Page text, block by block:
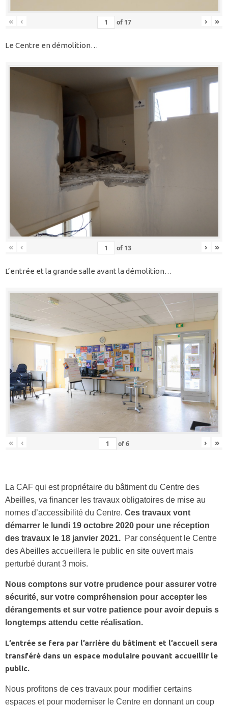
« ‹ of 17 › »
Le Centre en démolition…
« ‹ of 13 › »
L’entrée et la grande salle avant la démolition…
« ‹ of6 › »
La CAF qui est propriétaire du bâtiment du Centre des
Abeilles, va financer les travaux obligatoires de mise au
nomes d’accessibilité du Centre. Ces travaux vont
démarrer le lundi 19 octobre 2020 pour une réception
des travaux le 18 janvier 2021. Par conséquent le Centre
des Abeilles accueillera le public en site ouvert mais
perturbé durant 3 mois.
Nous comptons sur votre prudence pour assurer votre
sécurité, sur votre compréhension pour accepter les
dérangements et sur votre patience pour avoir depuis s
longtemps attendu cette réalisation.
L’entrée se fera par l’arrière du bâtiment et l’accueil sera
transféré dans un espace modulaire pouvant accueillir le
public.
Nous profitons de ces travaux pour modifier certains
espaces et pour moderniser le Centre en donnant un coup